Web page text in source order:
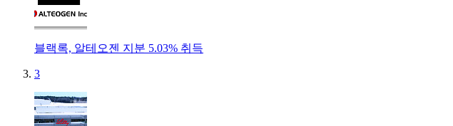
블랙록, 알테오젠 지분 5.03% 취득
3